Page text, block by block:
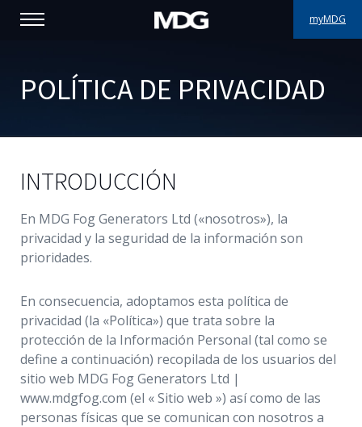
myMDG
ASISTENCIA
PORFOLIO
ACERCA DE MDG
DÓNDE COMPRAR
VISÍTENOS
NOTICIAS
Contáctenos
Español
POLÍTICA DE PRIVACIDAD
INTRODUCCIÓN
En MDG Fog Generators Ltd («nosotros»), la
privacidad y la seguridad de la información son
prioridades.
En consecuencia, adoptamos esta política de
privacidad (la «Política») que trata sobre la
protección de la Información Personal (tal como se
define a continuación) recopilada de los usuarios del
sitio web MDG Fog Generators Ltd |
www.mdgfog.com (el « Sitio web ») así como de las
personas físicas que se comunican con nosotros a